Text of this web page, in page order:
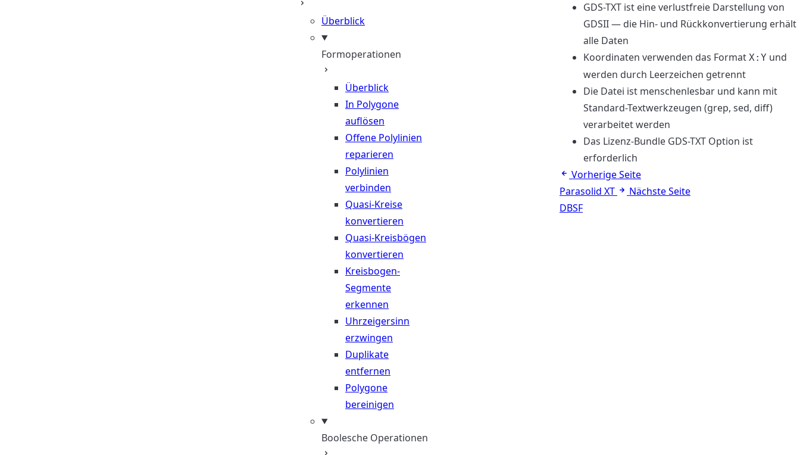
Überblick
Formoperationen
Überblick
In Polygone
auflösen
Offene Polylinien
reparieren
Polylinien
verbinden
Quasi-Kreise
konvertieren
Quasi-Kreisbögen
konvertieren
Kreisbogen-
Segmente
erkennen
Uhrzeigersinn
erzwingen
Duplikate
entfernen
Polygone
bereinigen
Boolesche Operationen
GDS-TXT ist eine verlustfreie Darstellung von
GDSII — die Hin- und Rückkonvertierung erhält
alle Daten
Koordinaten verwenden das Format X:Y und
werden durch Leerzeichen getrennt
Die Datei ist menschenlesbar und kann mit
Standard-Textwerkzeugen (grep, sed, diff)
verarbeitet werden
Das Lizenz-Bundle GDS-TXT Option ist
erforderlich
Vorherige Seite
Parasolid XT
Nächste Seite
DBSF